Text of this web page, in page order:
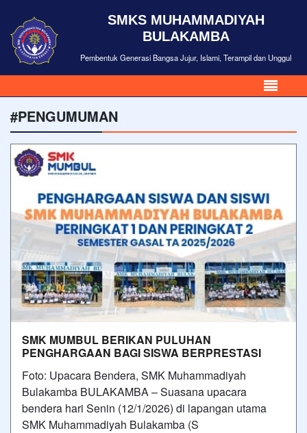
SMKS MUHAMMADIYAH
BULAKAMBA
Pembentuk Generasi Bangsa Jujur, Islami, Terampil dan Unggul
#PENGUMUMAN
SMK MUMBUL BERIKAN PULUHAN
PENGHARGAAN BAGI SISWA BERPRESTASI
Foto: Upacara Bendera, SMK Muhammadiyah
Bulakamba BULAKAMBA – Suasana upacara
bendera hari Senin (12/1/2026) di lapangan utama
SMK Muhammadiyah Bulakamba (S